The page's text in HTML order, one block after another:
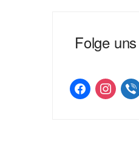
Folge uns
facebookinstagramviber